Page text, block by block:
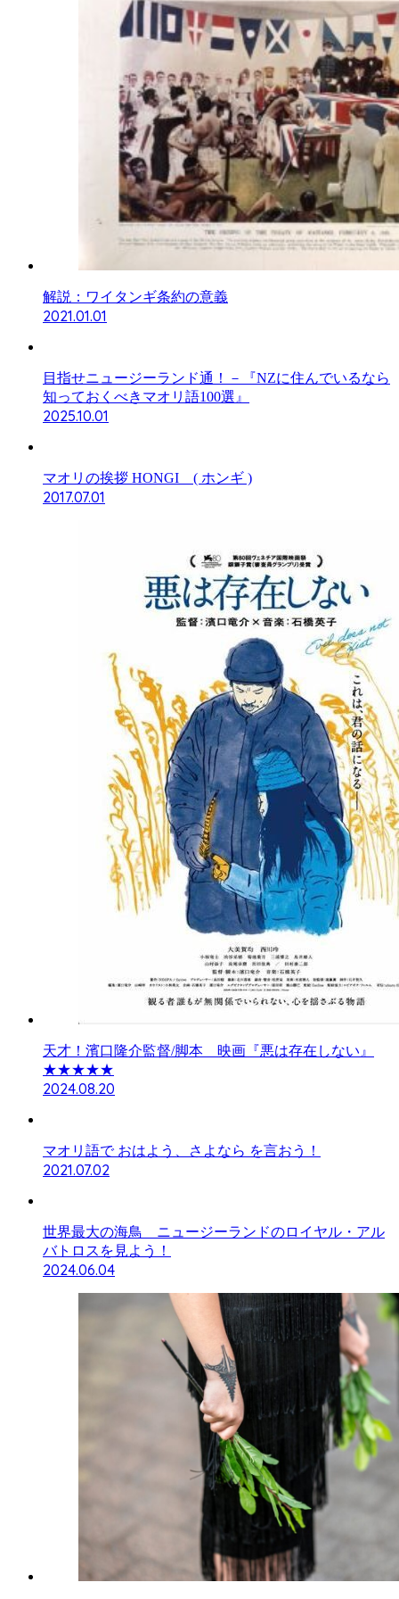
解説：ワイタンギ条約の意義
2021.01.01
目指せニュージーランド通！－『NZに住んでいるなら
知っておくべきマオリ語100選』
2025.10.01
マオリの挨拶 HONGI ( ホンギ )
2017.07.01
天才！濱口隆介監督/脚本 映画『悪は存在しない』
★★★★★
2024.08.20
マオリ語で おはよう、さよなら を言おう！
2021.07.02
世界最大の海鳥 ニュージーランドのロイヤル・アル
バトロスを見よう！
2024.06.04